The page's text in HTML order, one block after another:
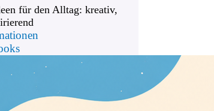
für den Alltag: kreativ,